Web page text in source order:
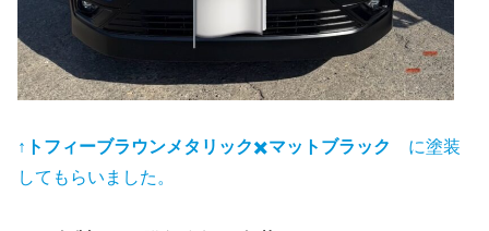
↑ トフィーブラウンメタリック✖️マットブラック
に塗装
してもらいました。